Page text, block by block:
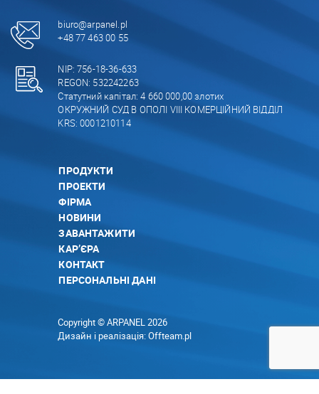
biuro@arpanel.pl
+48 77 463 00 55
NIP: 756-18-36-633
REGON: 532242263
Статутний капітал: 4 660 000,00 злотих
ОКРУЖНИЙ СУД В ОПОЛІ VIII КОМЕРЦІЙНИЙ ВІДДІЛ
KRS: 0001210114
ПРОДУКТИ
ПРОЕКТИ
ФІРМА
НОВИНИ
ЗАВАНТАЖИТИ
КАР’ЄРА
КОНТАКТ
ПЕРСОНАЛЬНІ ДАНІ
Copyright © ARPANEL 2026
Дизайн і реалізація:Offteam.pl